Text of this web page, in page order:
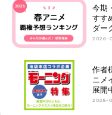
今期
すす
ダー
2026-
作者
ニメ
展開
2025-